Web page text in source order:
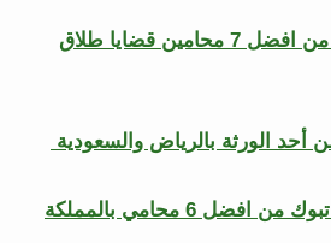
محامي طلاق في تبوك من افضل 7 محامين قضايا طلاق
الورثة بالرياض والسعودية
6 محامي بالمملكة